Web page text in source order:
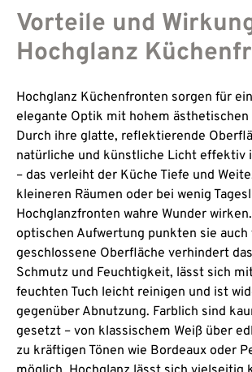
Vorteile und
Hochglanz
Hochglanz Küchenfronten sorgen für
elegante Optik mit hohem ästhetischen
Durch ihre glatte, reflektierende
natürliche und künstliche Licht effektiv
– das verleiht der Küche Tiefe und
kleineren Räumen oder bei wenig
Hochglanzfronten wahre Wunder
optischen Aufwertung punkten sie auch
geschlossene Oberfläche verhindert
Schmutz und Feuchtigkeit, lässt sich
feuchten Tuch leicht reinigen und ist
gegenüber Abnutzung. Farblich sind
gesetzt – von klassischem Weiß über
zu kräftigen Tönen wie Bordeaux oder